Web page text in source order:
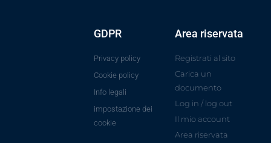
GDPR
Privacy policy
Cookie policy
Info legali
impostazione dei
cookie
Area riservata
Registrati al sito
Carica un
documento
Log in / log out
Il mio account
Area riservata